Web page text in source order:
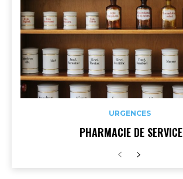
URGENCES
PHARMACIE DE SERVICE